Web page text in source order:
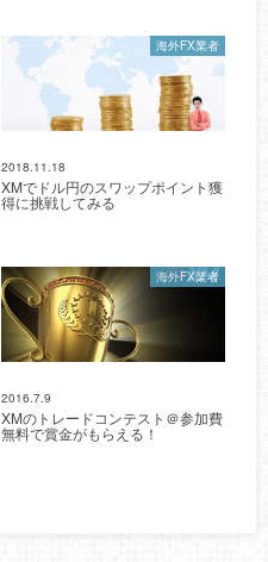
海外FX業者
2018.11.18
XMでドル円のスワップポイント獲
得に挑戦してみる
海外FX業者
2016.7.9
XMのトレードコンテスト＠参加費
無料で賞金がもらえる！